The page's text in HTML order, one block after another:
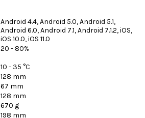
Android 4.4, Android 5.0, Android 5.1,
Android 6.0, Android 7.1, Android 7.1.2, iOS,
iOS 10.0, iOS 11.0
20 - 80%
10 - 35 °C
128 mm
67 mm
128 mm
670 g
198 mm